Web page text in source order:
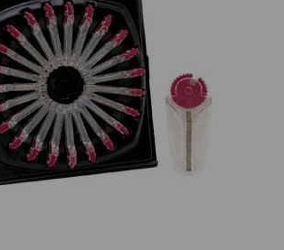
Zapalovačů Zippo Flint